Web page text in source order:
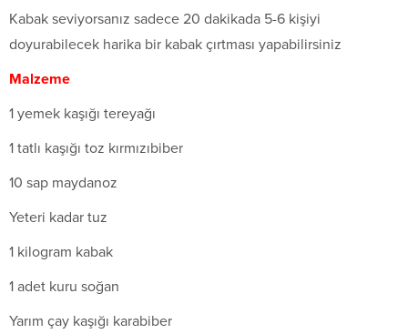
Kabak seviyorsanız sadece 20 dakikada 5-6 kişiyi
doyurabilecek harika bir kabak çırtması yapabilirsiniz
Malzeme
1 yemek kaşığı tereyağı
1 tatlı kaşığı toz kırmızıbiber
10 sap maydanoz
Yeteri kadar tuz
1 kilogram kabak
1 adet kuru soğan
Yarım çay kaşığı karabiber